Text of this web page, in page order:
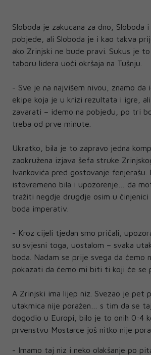
Sloboda je zakucana za dno, Sloboda
pobjede, ali Sloboda je i kao takva
ako Zrinjski ne bude pravi. Sukus je
taboru lidera uoči okršaja na Tušnju.
- Sve je na najvišem nivou, znamo da
ekipe koja je u krizi rezultata i igre,
zavarati – idemo na pobjedu, po tri
treba od prve minute.
Ukratko, bila je to zapravo jedna
zaokružena izjava šefa struke
Ivankovića pred gostovanje fenjerašu.
istovremeno bila i upozorenje… da
tražiti negdje drugdje osim u činjenici
boda imperativ.
- Kroz cijeli tjedan smo pričali,
su svjesni toga, uostalom – svaka
boda. Nadam se prije svega da ćemo
pokazati da ćemo mi biti ti koji će se
A Zrinjski ima lijep niz. Svezao je pet
utakmica nije poražen… s tim da se
dogodio u Europi, bilo je to onih 0:4
prvenstvu Mostarce još nitko nije
- Imamo taj niz i neko olakšanje po